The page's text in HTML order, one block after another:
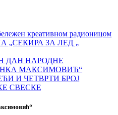
креативном радионицом
„СЕКИРА ЗА ЛЕД „
ДАН НАРОДНЕ
МАКСИМОВИЋ“
И ЧЕТВРТИ БРОЈ
СВЕСКЕ